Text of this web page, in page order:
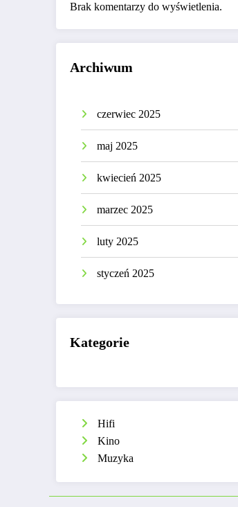
Brak komentarzy do wyświetlenia.
Archiwum
czerwiec 2025
maj 2025
kwiecień 2025
marzec 2025
luty 2025
styczeń 2025
Kategorie
Hifi
Kino
Muzyka